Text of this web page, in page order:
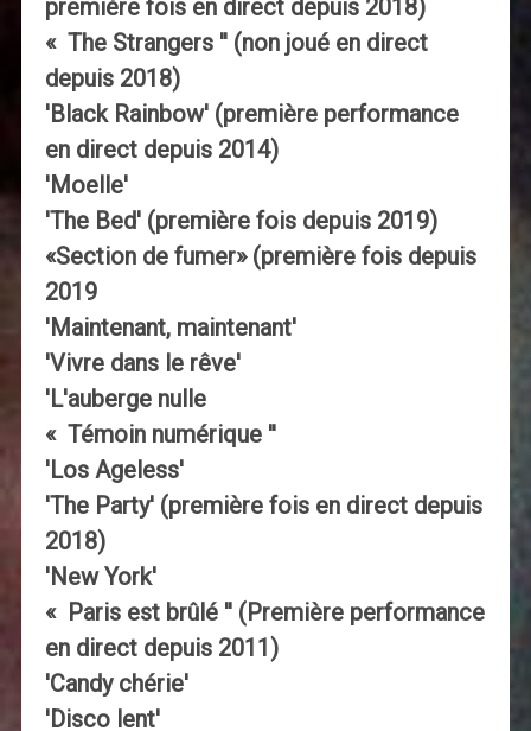
première fois en direct depuis 2018)
« The Strangers '' (non joué en direct
depuis 2018)
'Black Rainbow' (première performance
en direct depuis 2014)
'Moelle'
'The Bed' (première fois depuis 2019)
«Section de fumer» (première fois depuis
2019
'Maintenant, maintenant'
'Vivre dans le rêve'
'L'auberge nulle
« Témoin numérique ''
'Los Ageless'
'The Party' (première fois en direct depuis
2018)
'New York'
« Paris est brûlé '' (Première performance
en direct depuis 2011)
'Candy chérie'
'Disco lent'